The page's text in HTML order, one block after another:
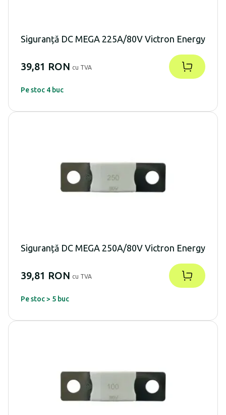
Siguranță DC MEGA 225A/80V Victron Energy
39,81 RON cu TVA
Pe stoc 4 buc
Siguranță DC MEGA 250A/80V Victron Energy
39,81 RON cu TVA
Pe stoc > 5 buc